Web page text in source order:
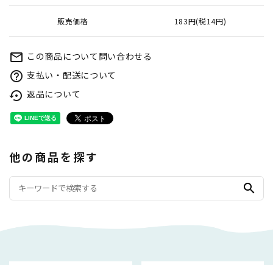
販売価格 183円(税14円)
mail_outline この商品について問い合わせる
help_outline 支払い・配送について
settings_backup_restore 返品について
他の商品を探す
search